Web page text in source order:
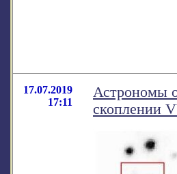
17.07.2019
17:11
Астрономы
скоплении